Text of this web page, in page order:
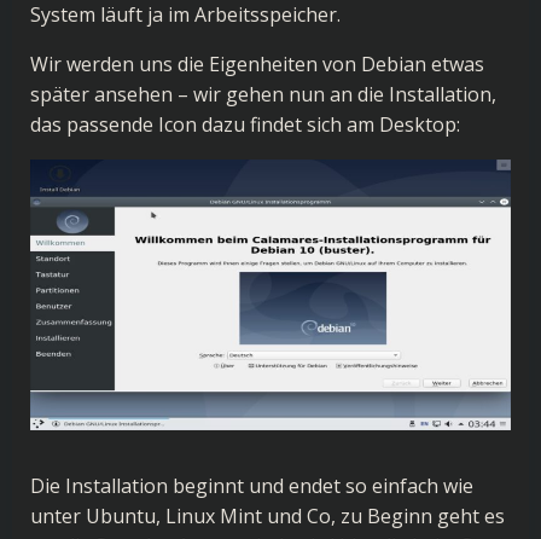
System läuft ja im Arbeitsspeicher.
Wir werden uns die Eigenheiten von Debian etwas
später ansehen – wir gehen nun an die Installation,
das passende Icon dazu findet sich am Desktop:
Die Installation beginnt und endet so einfach wie
unter Ubuntu, Linux Mint und Co, zu Beginn geht es